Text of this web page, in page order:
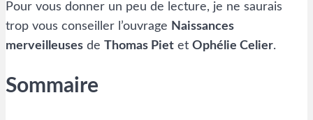
Pour vous donner un peu de lecture, je ne saurais
trop vous conseiller l’ouvrage Naissances
merveilleuses de Thomas Piet et Ophélie Celier.
Sommaire